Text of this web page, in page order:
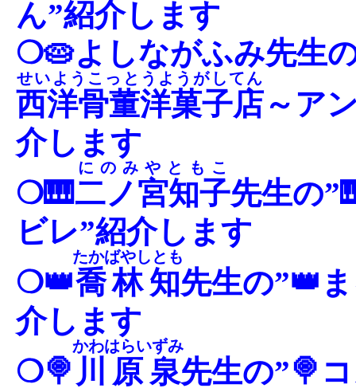
ん”紹介します
❍🥧よしながふみ先生
西洋骨董洋菓子店
せいようこっとうようがしてん
～ア
介します
❍🎹二ノ宮知子
にのみやともこ
先生の
ビレ”紹介します
❍👑喬林知
たかばやしとも
先生の”👑
介します
❍🍭 川原泉
かわはらいずみ
先生の”🍭